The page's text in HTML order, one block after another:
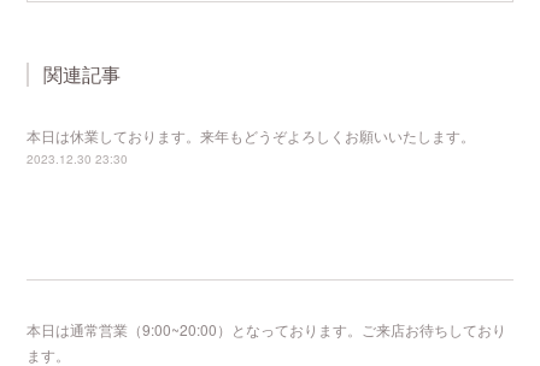
関連記事
本日は休業しております。来年もどうぞよろしくお願いいたします。
2023.12.30 23:30
本日は通常営業（9:00~20:00）となっております。ご来店お待ちしており
ます。